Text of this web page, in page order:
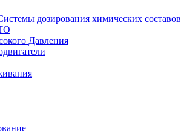
дозирования химических составов
Давления